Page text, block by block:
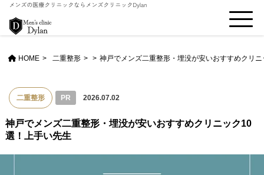
HOME 二重整形 > 神戸でメンズ二重整形・埋没が安いおすすめクリ
二重整形 PR 2026.07.02
神戸でメンズ二重整形・埋没が安いおすすめクリニック10
選！上手い先生